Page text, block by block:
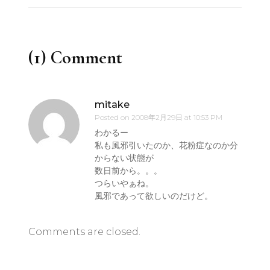
(1) Comment
mitake
Posted on 2008年2月29日 at 10:53 PM
わかるー
私も風邪引いたのか、花粉症なのか分
からない状態が
数日前から。。。
つらいやぁね。
風邪であって欲しいのだけど。
Comments are closed.